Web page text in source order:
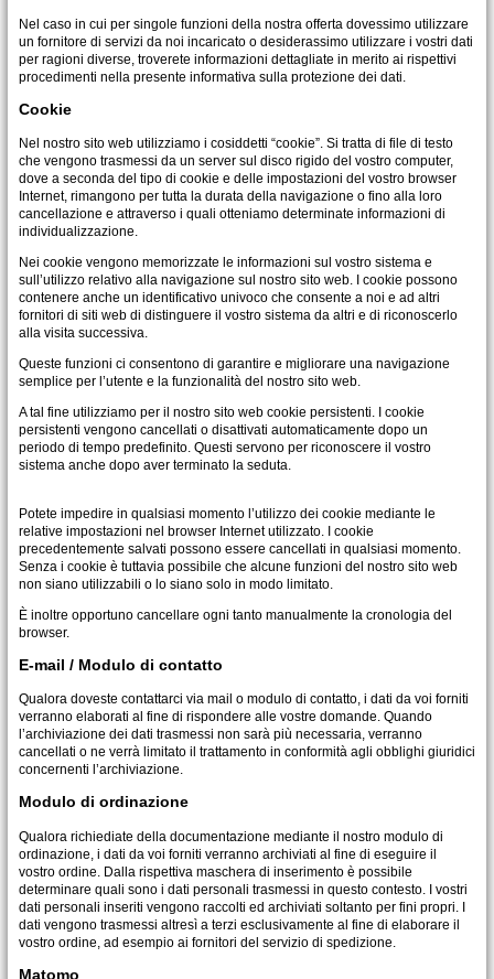
Nel caso in cui per singole funzioni della nostra offerta dovessimo utilizzare
un fornitore di servizi da noi incaricato o desiderassimo utilizzare i vostri dati
per ragioni diverse, troverete informazioni dettagliate in merito ai rispettivi
procedimenti nella presente informativa sulla protezione dei dati.
Cookie
Nel nostro sito web utilizziamo i cosiddetti “cookie”. Si tratta di file di testo
che vengono trasmessi da un server sul disco rigido del vostro computer,
dove a seconda del tipo di cookie e delle impostazioni del vostro browser
Internet, rimangono per tutta la durata della navigazione o fino alla loro
cancellazione e attraverso i quali otteniamo determinate informazioni di
individualizzazione.
Nei cookie vengono memorizzate le informazioni sul vostro sistema e
sull’utilizzo relativo alla navigazione sul nostro sito web. I cookie possono
contenere anche un identificativo univoco che consente a noi e ad altri
fornitori di siti web di distinguere il vostro sistema da altri e di riconoscerlo
alla visita successiva.
Queste funzioni ci consentono di garantire e migliorare una navigazione
semplice per l’utente e la funzionalità del nostro sito web.
A tal fine utilizziamo per il nostro sito web cookie persistenti. I cookie
persistenti vengono cancellati o disattivati automaticamente dopo un
periodo di tempo predefinito. Questi servono per riconoscere il vostro
sistema anche dopo aver terminato la seduta.
Potete impedire in qualsiasi momento l’utilizzo dei cookie mediante le
relative impostazioni nel browser Internet utilizzato. I cookie
precedentemente salvati possono essere cancellati in qualsiasi momento.
Senza i cookie è tuttavia possibile che alcune funzioni del nostro sito web
non siano utilizzabili o lo siano solo in modo limitato.
È inoltre opportuno cancellare ogni tanto manualmente la cronologia del
browser.
E-mail / Modulo di contatto
Qualora doveste contattarci via mail o modulo di contatto, i dati da voi forniti
verranno elaborati al fine di rispondere alle vostre domande. Quando
l’archiviazione dei dati trasmessi non sarà più necessaria, verranno
cancellati o ne verrà limitato il trattamento in conformità agli obblighi giuridici
concernenti l’archiviazione.
Modulo di ordinazione
Qualora richiediate della documentazione mediante il nostro modulo di
ordinazione, i dati da voi forniti verranno archiviati al fine di eseguire il
vostro ordine. Dalla rispettiva maschera di inserimento è possibile
determinare quali sono i dati personali trasmessi in questo contesto. I vostri
dati personali inseriti vengono raccolti ed archiviati soltanto per fini propri. I
dati vengono trasmessi altresì a terzi esclusivamente al fine di elaborare il
vostro ordine, ad esempio ai fornitori del servizio di spedizione.
Matomo